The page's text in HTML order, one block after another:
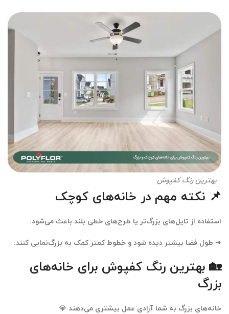
بهترین رنگ کفپوش
📌 نکته مهم در خانه‌های کوچک
استفاده از تایل‌های بزرگ‌تر یا طرح‌های خطی بلند باعث می‌شود:
➜ طول فضا بیشتر دیده شود و خطوط کمتر کمک به بزرگ‌نمایی کنند.
🏡 بهترین رنگ کفپوش برای خانه‌های
بزرگ
خانه‌های بزرگ به شما آزادی عمل بیشتری می‌دهند 💎